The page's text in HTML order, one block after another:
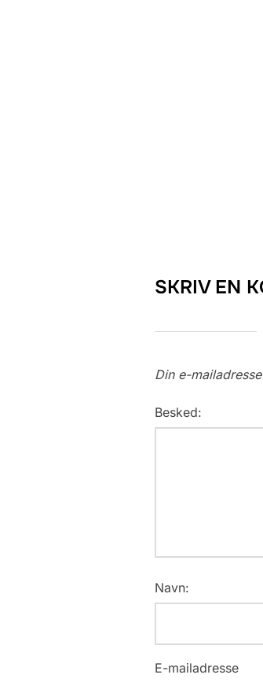
SKRIV EN
Din e-
Besked:
Navn:
E-mailadresse